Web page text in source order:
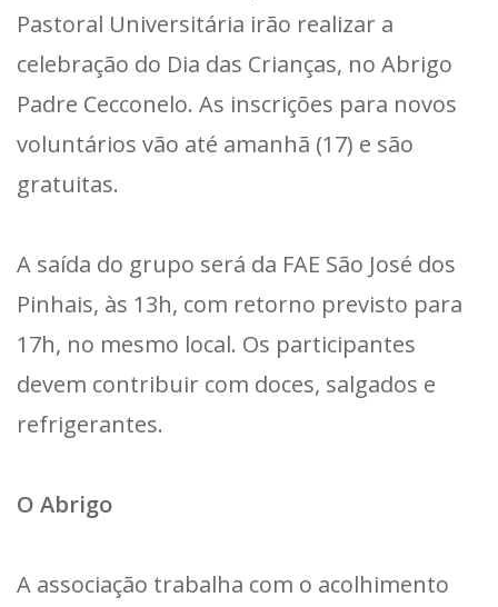
Pastoral Universitária irão realizar a
celebração do Dia das Crianças, no Abrigo
Padre Cecconelo. As inscrições para novos
voluntários vão até amanhã (17) e são
gratuitas.
A saída do grupo será da FAE São José dos
Pinhais, às 13h, com retorno previsto para
17h, no mesmo local. Os participantes
devem contribuir com doces, salgados e
refrigerantes.
O Abrigo
A associação trabalha com o acolhimento